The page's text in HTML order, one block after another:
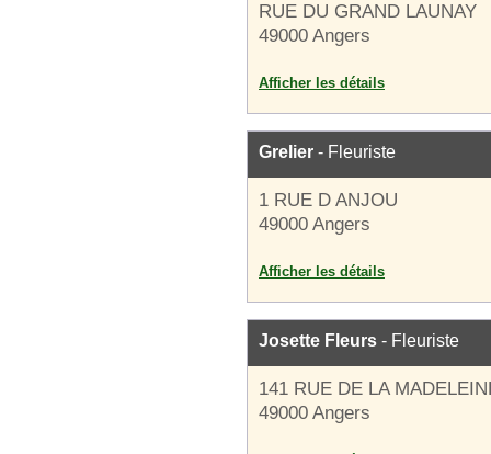
RUE DU GRAND LAUNAY
49000 Angers
Afficher les détails
Grelier - Fleuriste
1 RUE D ANJOU
49000 Angers
Afficher les détails
Josette Fleurs - Fleuriste
141 RUE DE LA
49000 Angers